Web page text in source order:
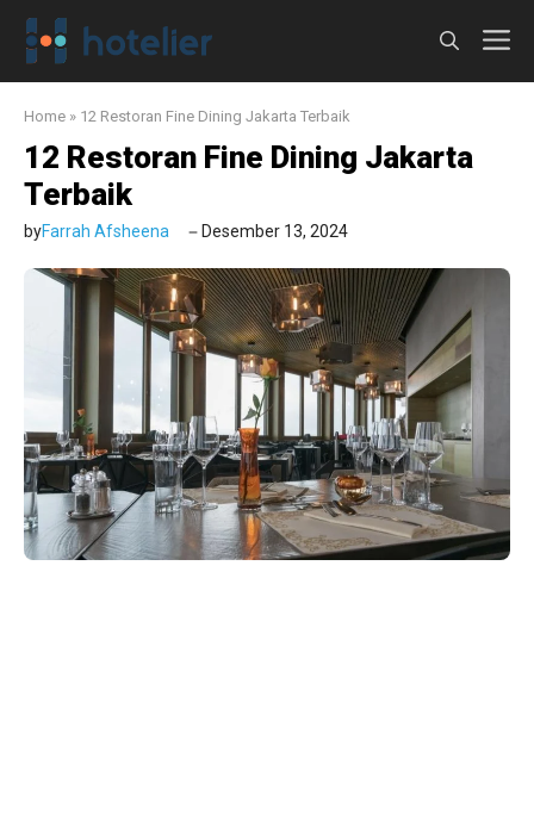
Langsung
Home » 12 Restoran Fine Dining Jakarta Terbaik
12 Restoran Fine Dining Jakarta
Terbaik
byFarrah Afsheena Desember 13, 2024